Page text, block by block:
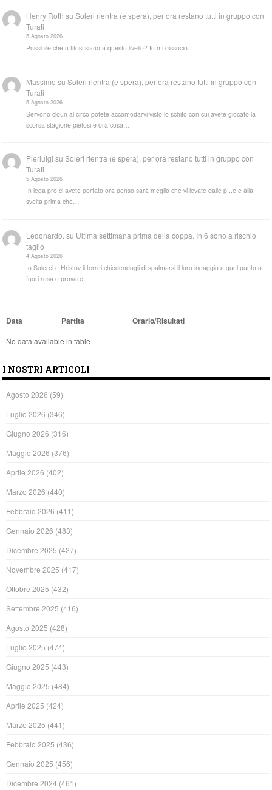
Henry Roth suSoleri rientra (e spera), per ora restano tutti in gruppo con
Turati
5 Agosto 2026
Possibile che u tifosi siano a questo livello? Io mi dissocio.
Massimo suSoleri rientra (e spera), per ora restano tutti in gruppo con
Turati
5 Agosto 2026
Servono cloun al circo potete accomodarvi visto lo schifo con cui avete giocato la
scorsa stagione pietosi e ora cosa…
Pierluigi suSoleri rientra (e spera), per ora restano tutti in gruppo con
Turati
5 Agosto 2026
In lega pro ci avete portato ora penso sarà meglio che vi levate dalle p...e e alla
svelta prima che…
Leoonardo. su Ultima settimana prima della coppa. In 6 sono a rischio
taglio
4 Agosto 2026
Io Solerei e Hristov li terrei chiedendogli di spalmarsi il loro ingaggio a quel punto o
fuori rosa o provare…
Data Partita Orario/Risultati
No data available in table
I NOSTRI ARTICOLI
Agosto 2026 (59)
Luglio 2026 (346)
Giugno 2026 (316)
Maggio 2026 (376)
Aprile 2026 (402)
Marzo 2026 (440)
Febbraio 2026 (411)
Gennaio 2026 (483)
Dicembre 2025 (427)
Novembre 2025 (417)
Ottobre 2025 (432)
Settembre 2025 (416)
Agosto 2025 (428)
Luglio 2025 (474)
Giugno 2025 (443)
Maggio 2025 (484)
Aprile 2025 (424)
Marzo 2025 (441)
Febbraio 2025 (436)
Gennaio 2025 (456)
Dicembre 2024 (461)